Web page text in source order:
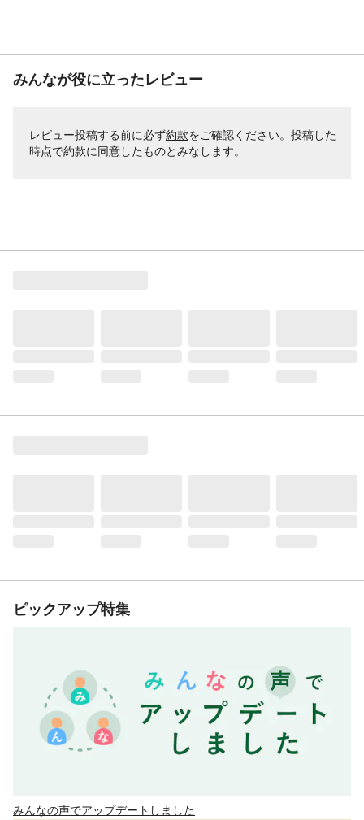
みんなが役に立ったレビュー
レビュー投稿する前に必ず約款をご確認ください。投稿した
時点で約款に同意したものとみなします。
ピックアップ特集
みんなの声でアップデートしました